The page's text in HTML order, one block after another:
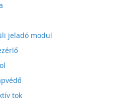
jeladó modul
tok